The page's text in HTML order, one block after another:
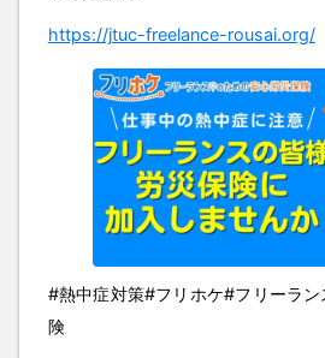
https://jtuc-freelance-rousai.org/
#熱中症対策#フリホケ#フリーラ
険